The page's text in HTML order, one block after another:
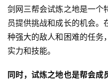
剑网三帮会试炼之地是一个
员提供挑战和成长的机会。
种强大的敌人和困难的任务
实力和技能。
同时，试炼之地也是帮会